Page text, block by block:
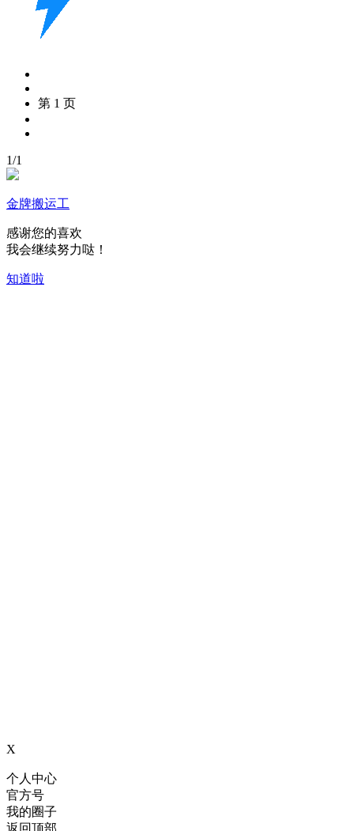
第 1 页
1/1
金牌搬运工
感谢您的喜欢
我会继续努力哒！
知道啦
X
个人中心
官方号
我的圈子
返回顶部